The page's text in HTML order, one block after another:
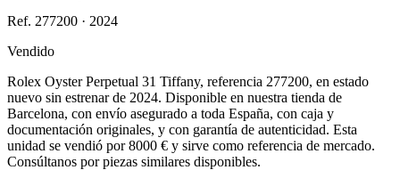
Ref. 277200 · 2024
Vendido
Rolex Oyster Perpetual 31 Tiffany, referencia 277200, en estado
nuevo sin estrenar de 2024. Disponible en nuestra tienda de
Barcelona, con envío asegurado a toda España, con caja y
documentación originales, y con garantía de autenticidad. Esta
unidad se vendió por 8000 € y sirve como referencia de mercado.
Consúltanos por piezas similares disponibles.